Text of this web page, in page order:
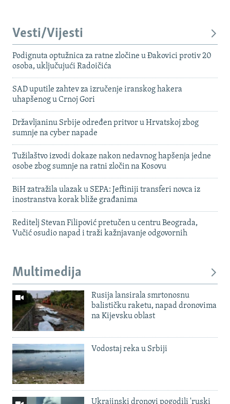
Vesti/Vijesti
Podignuta optužnica za ratne zločine u Đakovici protiv 20
osoba, uključujući Radoičića
SAD uputile zahtev za izručenje iranskog hakera
uhapšenog u Crnoj Gori
Državljaninu Srbije određen pritvor u Hrvatskoj zbog
sumnje na cyber napade
Tužilaštvo izvodi dokaze nakon nedavnog hapšenja jedne
osobe zbog sumnje na ratni zločin na Kosovu
BiH zatražila ulazak u SEPA: Jeftiniji transferi novca iz
inostranstva korak bliže građanima
Reditelj Stevan Filipović pretučen u centru Beograda,
Vučić osudio napad i traži kažnjavanje odgovornih
Multimedija
Rusija lansirala smrtonosnu
balističku raketu, napad dronovima
na Kijevsku oblast
Vodostaj reka u Srbiji
Ukrajinski dronovi pogodili 'ruski